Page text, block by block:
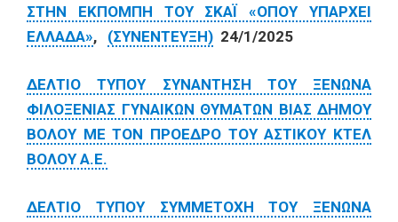
ΣΤΗΝ ΕΚΠΟΜΠΗ ΤΟΥ ΣΚΑΪ «ΟΠΟΥ ΥΠΑΡΧΕΙ
ΕΛΛΑΔΑ», (ΣΥΝΕΝΤΕΥΞΗ) 24/1/2025
ΔΕΛΤΙΟ ΤΥΠΟΥ ΣΥΝΑΝΤΗΣΗ ΤΟΥ ΞΕΝΩΝΑ
ΦΙΛΟΞΕΝΙΑΣ ΓΥΝΑΙΚΩΝ ΘΥΜΑΤΩΝ ΒΙΑΣ ΔΗΜΟΥ
ΒΟΛΟΥ ΜΕ ΤΟΝ ΠΡΟΕΔΡΟ ΤΟΥ ΑΣΤΙΚΟΥ ΚΤΕΛ
ΒΟΛΟΥ Α.Ε.
ΔΕΛΤΙΟ ΤΥΠΟΥ ΣΥΜΜΕΤΟΧΗ ΤΟΥ ΞΕΝΩΝΑ